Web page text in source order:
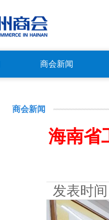
商会新闻
商会新闻
海南省
发表时